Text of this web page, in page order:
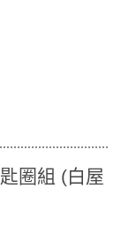
圈組 (白屋